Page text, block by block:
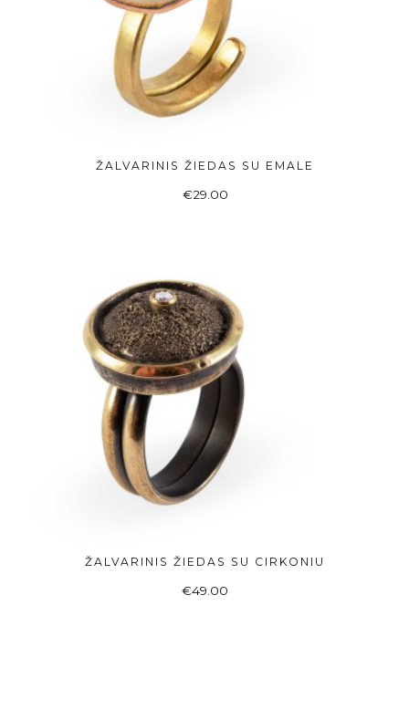
ADD TO BASKET
ŽALVARINIS ŽIEDAS SU EMALE
€29.00
ADD TO BASKET
ŽALVARINIS ŽIEDAS SU CIRKONIU
€49.00